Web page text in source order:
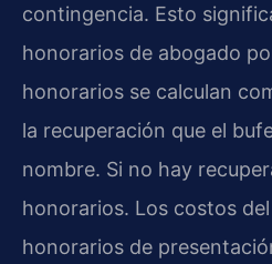
contingencia. Esto
honorarios de abogado
honorarios se calculan
la recuperación que el
nombre. Si no hay
honorarios. Los costos
honorarios de